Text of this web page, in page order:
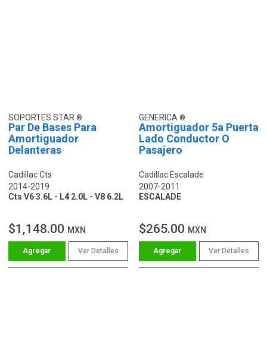
SOPORTES STAR
Par De Bases Para
Amortiguador
Delanteras
Cadillac Cts
2014-2019
Cts V6 3.6L - L4 2.0L - V8 6.2L
$1,148.00 MXN
Ver Detalles
GENERICA
Amortiguador 5a Puerta
Lado Conductor O
Pasajero
Cadillac Escalade
2007-2011
ESCALADE
$265.00 MXN
Ver Detalles